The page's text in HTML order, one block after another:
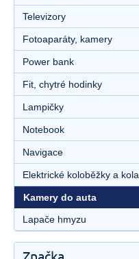
Televizory
Fotoaparáty, kamery
Power bank
Fit, chytré hodinky
Lampičky
Notebook
Navigace
Elektrické koloběžky a kola
Kamery do auta
Lapače hmyzu